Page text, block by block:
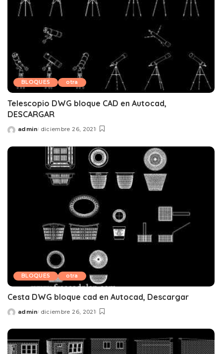
BLOQUES otra
Telescopio DWG bloque CAD en Autocad,
DESCARGAR
Posted
admin diciembre 26, 2021
BLOQUES otra
Cesta DWG bloque cad en Autocad, Descargar
Posted
admin diciembre 26, 2021